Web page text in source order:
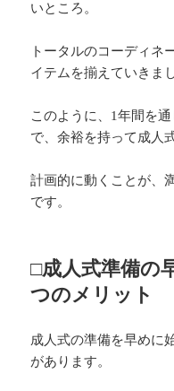
いところ。
トータルのコーディネ
イテムを揃えていきま
このように、1年間を
で、余裕を持って成人
計画的に動くことが、
です。
□成人式準備の
つのメリット
成人式の準備を早めに
があります。